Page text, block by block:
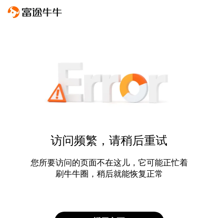
访问频繁，请稍后重试
您所要访问的页面不在这儿，它可能正忙着
刷牛牛圈，稍后就能恢复正常